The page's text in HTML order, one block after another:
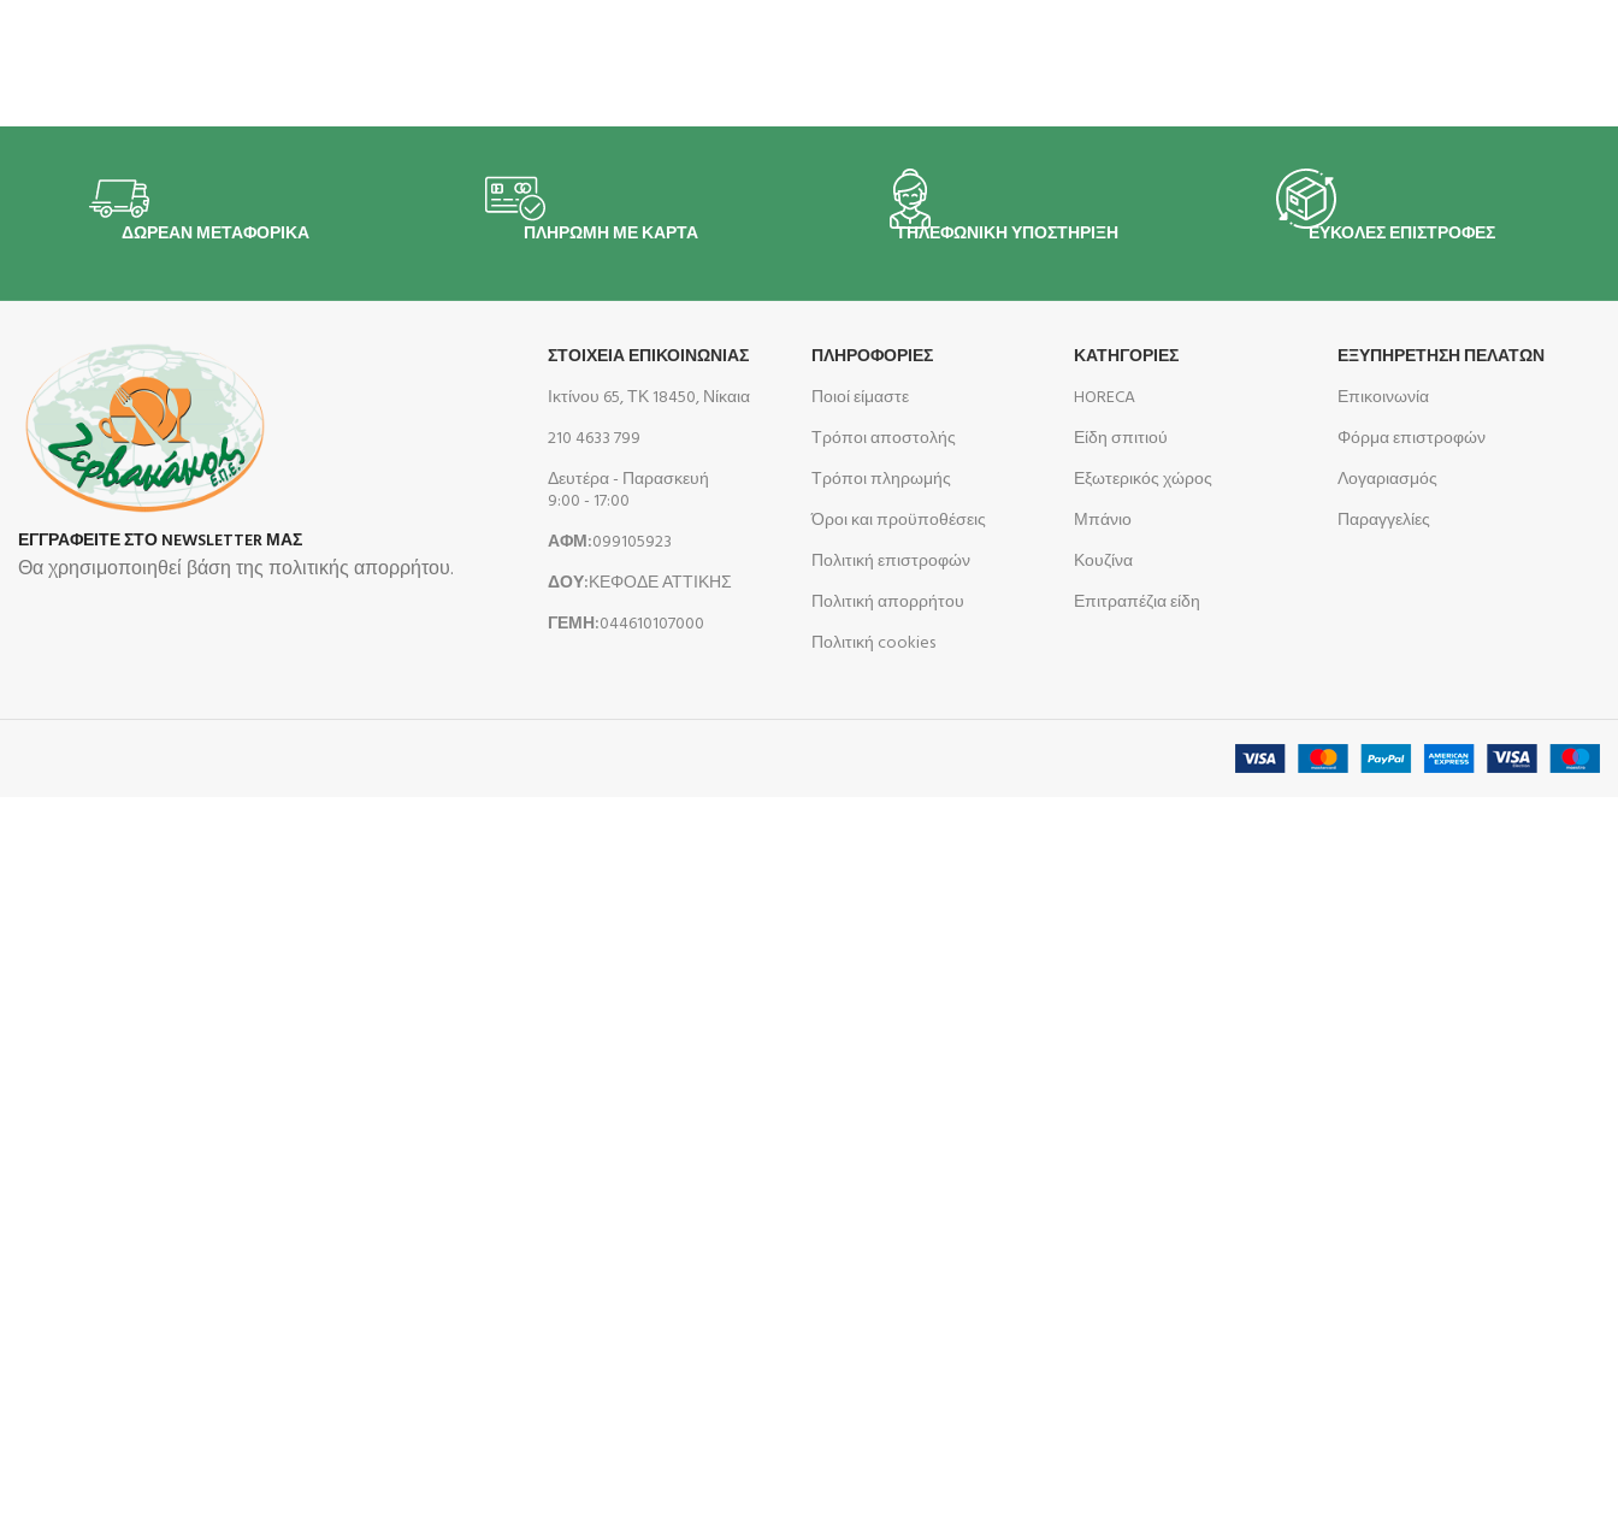
ΔΩΡΕΑΝ ΜΕΤΑΦΟΡΙΚΑ ΠΛΗΡΩΜΗ ΜΕ ΚΑΡΤΑ ΤΗΛΕΦΩΝΙΚΗ ΥΠΟΣΤΗΡΙΞΗ ΕΥΚΟΛΕΣ ΕΠΙΣΤΡΟΦΕΣ
ΕΓΓΡΑΦΕΙΤΕ ΣΤΟ NEWSLETTER ΜΑΣ
Θα χρησιμοποιηθεί βάση της πολιτικής απορρήτου.
ΣΤΟΙΧΕΙΑ ΕΠΙΚΟΙΝΩΝΙΑΣ
Ικτίνου 65, ΤΚ 18450, Νίκαια
210 4633 799
Δευτέρα - Παρασκευή
9:00 - 17:00
ΑΦΜ:099105923
ΔΟΥ:ΚΕΦΟΔΕ ΑΤΤΙΚΗΣ
ΓΕΜΗ:044610107000
ΠΛΗΡΟΦΟΡΊΕΣ
Ποιοί είμαστε
Τρόποι αποστολής
Τρόποι πληρωμής
Όροι και προϋποθέσεις
Πολιτική επιστροφών
Πολιτική απορρήτου
Πολιτική cookies
ΚΑΤΗΓΟΡΙΕΣ
HORECA
Είδη σπιτιού
Εξωτερικός χώρος
Μπάνιο
Κουζίνα
Επιτραπέζια είδη
ΕΞΥΠΗΡΕΤΗΣΗ ΠΕΛΑΤΩΝ
Επικοινωνία
Φόρμα επιστροφών
Λογαριασμός
Παραγγελίες